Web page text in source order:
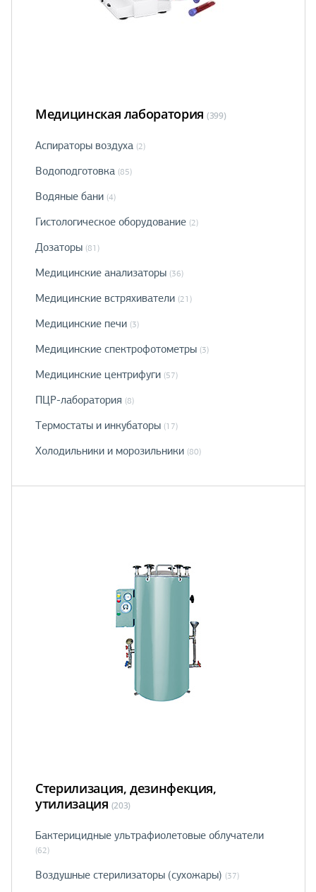
Медицинская лаборатория (399)
Аспираторы воздуха (2)
Водоподготовка (85)
Водяные бани (4)
Гистологическое оборудование (2)
Дозаторы (81)
Медицинские анализаторы (36)
Медицинские встряхиватели (21)
Медицинские печи (3)
Медицинские спектрофотометры (3)
Медицинские центрифуги (57)
ПЦР-лаборатория (8)
Термостаты и инкубаторы (17)
Холодильники и морозильники (80)
Стерилизация, дезинфекция,
утилизация (203)
Бактерицидные ультрафиолетовые облучатели
(62)
Воздушные стерилизаторы (сухожары) (37)